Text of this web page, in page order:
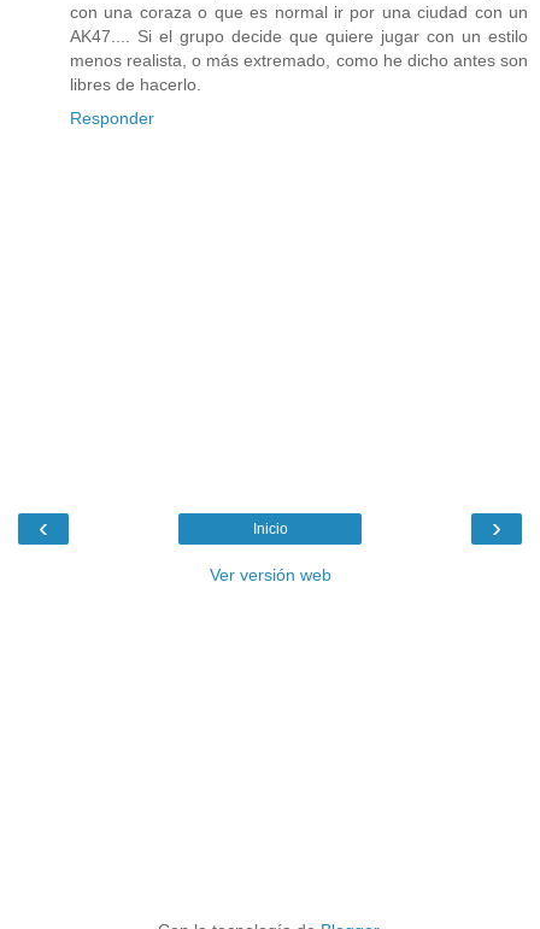
con una coraza o que es normal ir por una ciudad con un
AK47.... Si el grupo decide que quiere jugar con un estilo
menos realista, o más extremado, como he dicho antes son
libres de hacerlo.
Responder
‹ ›
Inicio
Ver versión web